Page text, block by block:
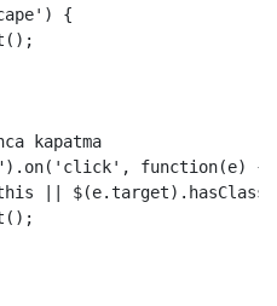
' )
{
();
kapatma
). on( ' click' , function(e)
{
$(e.target). hasClass
();